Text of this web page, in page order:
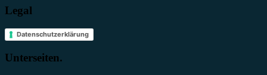
Legal
Datenschutzerklärung
Unterseiten.